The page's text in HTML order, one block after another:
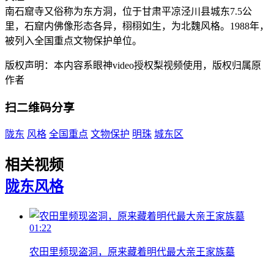
南石窟寺又俗称为东方洞，位于甘肃平凉泾川县城东7.5公
里，石窟内佛像形态各异，栩栩如生，为北魏风格。1988年，
被列入全国重点文物保护单位。
版权声明：本内容系眼神video授权梨视频使用，版权归属原
作者
扫二维码分享
陇东 风格 全国重点 文物保护 明珠 城东区
相关视频
陇东风格
01:22
农田里频现盗洞，原来藏着明代最大亲王家族墓